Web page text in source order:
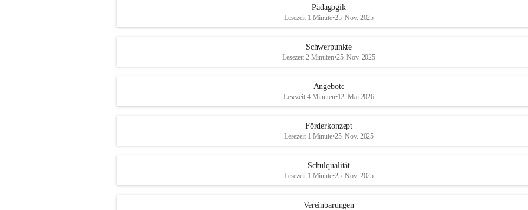
Pädagogik
Lesezeit 1 Minute•25. Nov. 2025
Schwerpunkte
Lesezeit 2 Minuten•25. Nov. 2025
Angebote
Lesezeit 4 Minuten•12. Mai 2026
Förderkonzept
Lesezeit 1 Minute•25. Nov. 2025
Schulqualität
Lesezeit 1 Minute•25. Nov. 2025
Vereinbarungen